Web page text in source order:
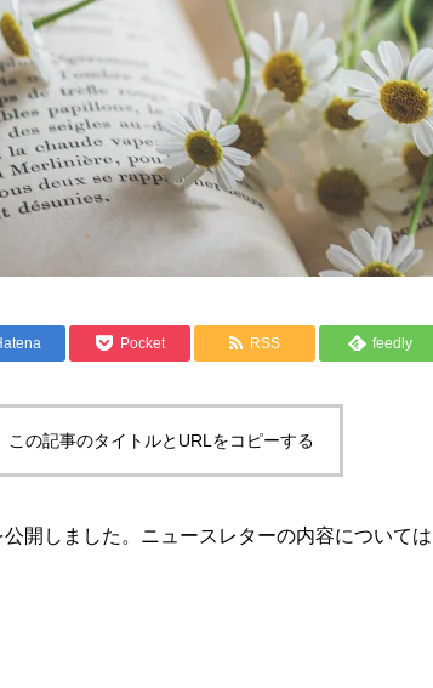
Pocket RSS feedly
この記事のタイトルとURLをコピーする
開しました。ニュースレターの内容について